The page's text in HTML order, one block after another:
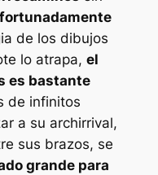
de los dibujos
lo atrapa, el
es bastante
de infinitos
a su archirrival,
sus brazos, se
grande para